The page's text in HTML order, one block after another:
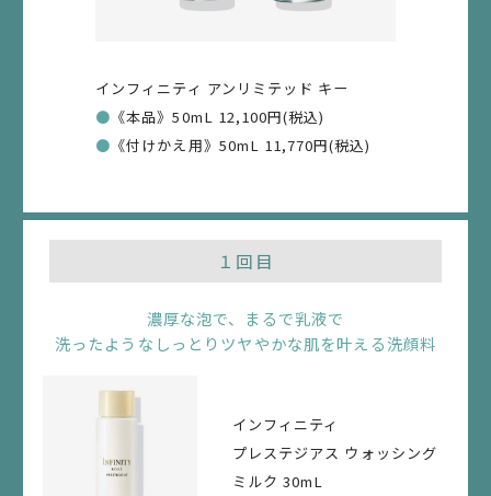
本サービスは、お申し込み頂いた後、当社からの承諾を
もって成立します。
本サービスへのお申し込みには、当社所定の会員に登録
されていることが必要になります。未登録のお客さま
は、会員登録の上、本サービスをご利用ください。
本サービスのお申し込みは、本サービスの提供期間中、
らとなります。また、月末にお申し込みになり、2ヵ月後
の月内にお申し込み日と同じ日付が存在しない場合に
も、2ヵ月後の月末時点で2ヵ月経過したものとさせてい
インフィニティ アンリミテッド キー
● 《本品》50mL 12,100円(税込)
● 《付けかえ用》50mL 11,770円(税込)
１回目
濃厚な泡で、まるで乳液で
洗ったようなしっとりツヤやかな肌を叶える洗顔料
インフィニティ
プレステジアス ウォッシング
ミルク 30mL